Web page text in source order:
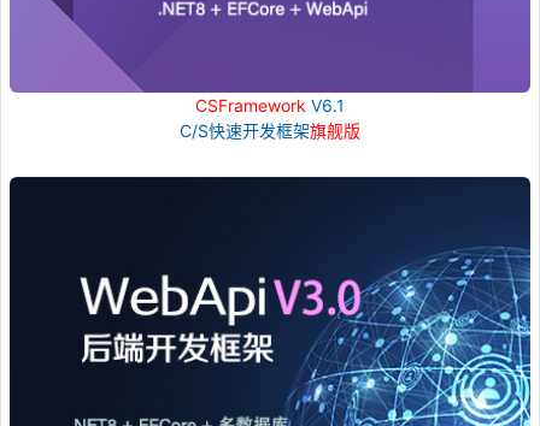
CSFramework V6.1
C/S快速开发框架旗舰版